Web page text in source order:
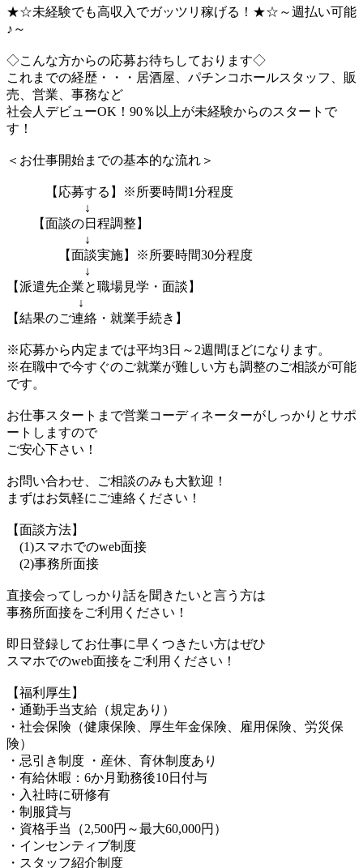
★☆未経験でも高収入でガッツリ稼げる！★☆～週払い可能
♪～
◇こんな方からの応募お待ちしております◇
これまでの経歴・・・居酒屋、パチンコホールスタッフ、販
売、営業、事務など
社会人デビューOK！90％以上が未経験からのスタートで
す！
＜お仕事開始までの基本的な流れ＞
【応募する】※所要時間1分程度
↓
【面談の日程調整】
↓
【面談実施】※所要時間30分程度
↓
【派遣先企業と職場見学・面談】
↓
【結果のご連絡・就業手続き】
※応募から内定までは平均3日～2週間ほどになります。
※在職中で今すぐのご就業が難しい方も調整のご相談が可能
です。
お仕事スタートまで営業コーディネーターがしっかりとサポ
ートしますので
ご安心下さい！
お問い合わせ、ご相談のみも大歓迎！
まずはお気軽にご連絡ください！
【面談方法】
(1)スマホでのweb面接
(2)事務所面接
直接会ってしっかり話を聞きたいと言う方は
事務所面接をご利用ください！
即日登録してお仕事に早くつきたい方はぜひ
スマホでのweb面接をご利用ください！
【福利厚生】
・通勤手当支給（規定あり）
・社会保険（健康保険、厚生年金保険、雇用保険、労災保
険）
・忌引き制度 ・産休、育休制度あり
・有給休暇：6か月勤務後10日付与
・入社時に研修有
・制服貸与
・資格手当（2,500円～最大60,000円）
・インセンティブ制度
・スタッフ紹介制度